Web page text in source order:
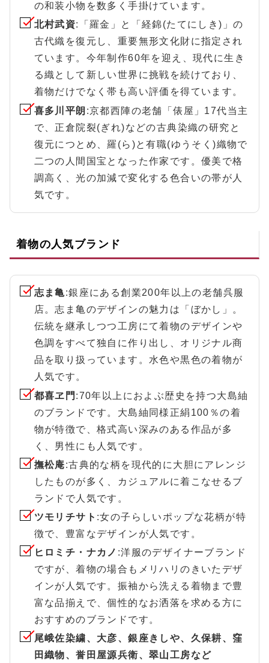
の和装小物を数多く手掛けています。
北村武資:「羅金」と「経錦(たてにしき)」の
古代織を復元し、重要無形文化財に指定され
ています。今年制作60年を迎え、現代に生き
る織として新しい世界に挑戦を続けており、
着物だけでなく帯も高い評価を得ています。
喜多川平朗 :京都西陣の老舗「俵屋」17代当主
で、正倉院裂(ぎれ)などの古典染織の研究と
復元につとめ、羅(ら)と有職(ゆうそく)織物で
二つの人間国宝となった作家です。優美で格
調高く、光の加減で変化する色合いの帯が人
気です。
着物の人気ブランド
志ま亀:銀座にある創業200年以上の老舗呉服
店。志ま亀のデザインの魅力は「ぼかし」。
伝統を継承しつつ工房にて着物のデザインや
色調をすべて独自に作り出し、オリジナル商
品を取り扱っています。水色や黒色の着物が
人気です。
都喜ヱ門 :70年以上におよぶ歴史を持つ大島紬
のブランドです。大島紬同様正絹100％の着
物が特徴で、格式高い深みのある作品が多
く、男性にも人気です。
撫松庵:古典的な柄を現代的に大胆にアレンジ
したものが多く、カジュアルに着こなせるブ
ランドで人気です。
ツモリチサト :女の子らしいポップな花柄が特
徴で、豊富なデザインが人気です。
ヒロミチ・ナカノ :洋服のデザイナーブランド
ですが、着物の場合もメリハリのきいたデザ
インが人気です。振袖から洗える着物まで豊
富な品揃えで、個性的なお洒落を求める方に
おすすめのブランドです。
尾峨佐染繍、大彦、銀座きしや、久保耕、窪
田織物、誉田屋源兵衛、翠山工房など